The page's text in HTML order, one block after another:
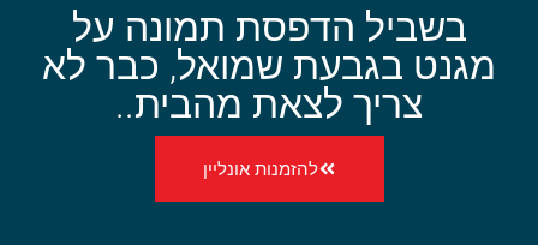
בשביל הדפסת תמונה על
מגנט בגבעת שמואל, כבר לא
צריך לצאת מהבית..
להזמנות אונליין